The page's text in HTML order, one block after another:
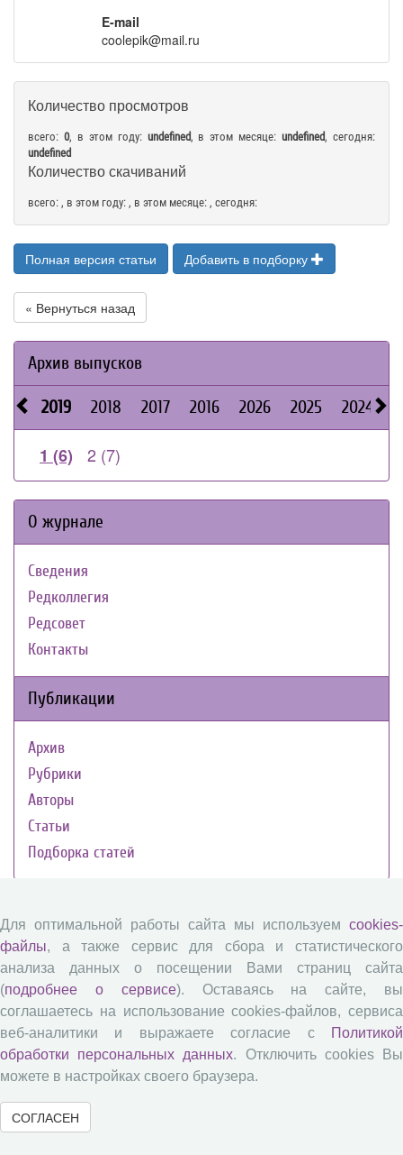
E-mail
coolepik@mail.ru
Количество просмотров
всего: 0, в этом году: undefined, в этом месяце:undefined, сегодня:
undefined
Количество скачиваний
всего: , в этом году: , в этом месяце: , сегодня:
Полная версия статьи Добавить в подборку
« Вернуться назад
Архив выпусков
2019 2018 2017 2016 2026 2025 2024
1 (6) 2 (7)
О журнале
Сведения
Редколлегия
Редсовет
Контакты
Публикации
Архив
Рубрики
Авторы
Статьи
Подборка статей
Журналы ВолНЦ РАН
Экономические и социальные перемены
Проблемы развития территории
Вопросы территориального развития
Социальное пространство
Юный экономист
Для оптимальной работы сайта мы используем cookies-
файлы, а также сервис для сбора и статистического
анализа данных о посещении Вами страниц сайта
(подробнее о сервисе). Оставаясь на сайте, вы
соглашаетесь на использование cookies-файлов, сервиса
веб-аналитики и выражаете согласие с
Политикой
обработки персональных данных. Отключить cookies Вы
можете в настройках своего браузера.
СОГЛАСЕН